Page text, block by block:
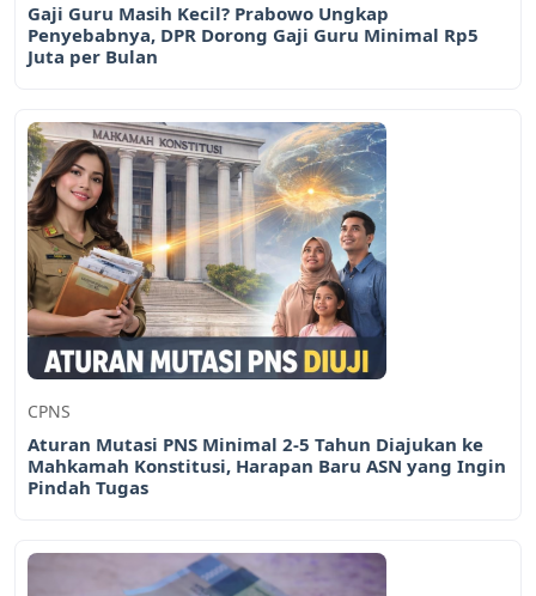
Gaji Guru Masih Kecil? Prabowo Ungkap
Penyebabnya, DPR Dorong Gaji Guru Minimal Rp5
Juta per Bulan
CPNS
Aturan Mutasi PNS Minimal 2-5 Tahun Diajukan ke
Mahkamah Konstitusi, Harapan Baru ASN yang Ingin
Pindah Tugas